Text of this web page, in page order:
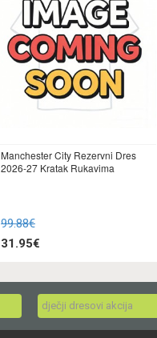
Manchester City Rezervni Dres
2026-27 Kratak Rukavima
99.88€
31.95€
dječji dresovi akcija